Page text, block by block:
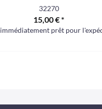
32270
15,00 € *
immédiatement prêt pour